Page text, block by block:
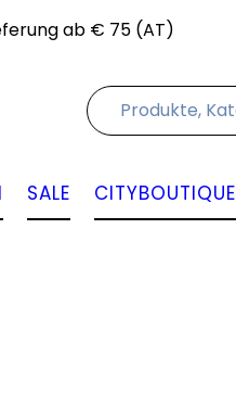
ab € 75 (AT)
SALE CITYBOUTIQUE